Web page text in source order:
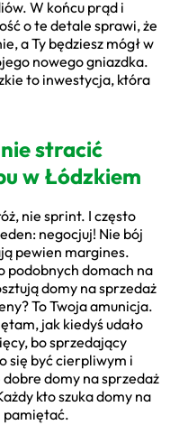
W końcu prąd i
o te detale sprawi, że
a Ty będziesz mógł w
nowego gniazdka.
to inwestycja, która
stracić
w Łódzkiem
nie sprint. I często
negocjuj! Nie bój
pewien margines.
podobnych domach na
domy na sprzedaż
To Twoja amunicja.
jak kiedyś udało
bo sprzedający
się być cierpliwym i
domy na sprzedaż
kto szuka domy na
pamiętać.